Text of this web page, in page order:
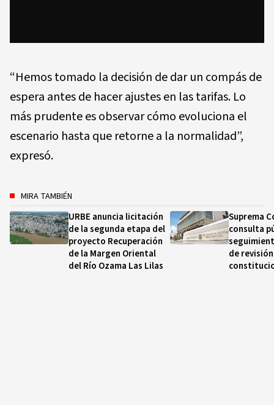
“Hemos tomado la decisión de dar un compás de
espera antes de hacer ajustes en las tarifas. Lo
más prudente es observar cómo evoluciona el
escenario hasta que retorne a la normalidad”,
expresó.
MIRA TAMBIÉN
URBE anuncia licitación
de la segunda etapa del
proyecto Recuperación
de la Margen Oriental
del Río Ozama Las Lilas
Suprema
consulta
de revisión